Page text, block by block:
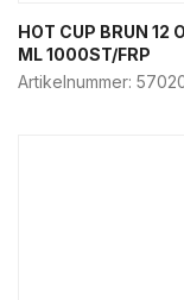
HOT CUP BRUN 12
ML 1000ST/FRP
Artikelnummer: